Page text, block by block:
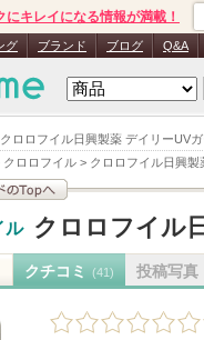
ロロフイル日興製薬 デイリーUV
クロロフイル > クロロフイル日興
にキレイになる情報が満載！
グ ブランド ブログ Q&A
情報を
ル クロロフイル
クチコミ (41) 投稿写真